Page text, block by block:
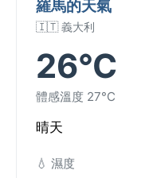
羅馬的天氣
🇮🇹 義大利
26°C
體感溫度 27°C
晴天
💧 濕度